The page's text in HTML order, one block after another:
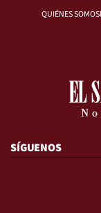
QUIÉNES SOMOS
SÍGUENOS